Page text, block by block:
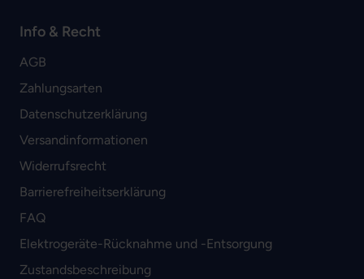
Info & Recht
AGB
Zahlungsarten
Datenschutzerklärung
Versandinformationen
Widerrufsrecht
Barrierefreiheitserklärung
FAQ
Elektrogeräte-Rücknahme und -Entsorgung
Zustandsbeschreibung